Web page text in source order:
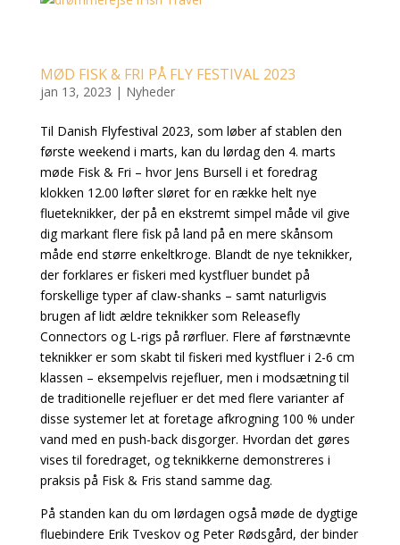
MØD FISK & FRI PÅ FLY FESTIVAL 2023
jan 13, 2023 | Nyheder
Til Danish Flyfestival 2023, som løber af stablen den
første weekend i marts, kan du lørdag den 4. marts
møde Fisk & Fri – hvor Jens Bursell i et foredrag
klokken 12.00 løfter sløret for en række helt nye
flueteknikker, der på en ekstremt simpel måde vil give
dig markant flere fisk på land på en mere skånsom
måde end større enkeltkroge. Blandt de nye teknikker,
der forklares er fiskeri med kystfluer bundet på
forskellige typer af claw-shanks – samt naturligvis
brugen af lidt ældre teknikker som Releasefly
Connectors og L-rigs på rørfluer. Flere af førstnævnte
teknikker er som skabt til fiskeri med kystfluer i 2-6 cm
klassen – eksempelvis rejefluer, men i modsætning til
de traditionelle rejefluer er det med flere varianter af
disse systemer let at foretage afkrogning 100 % under
vand med en push-back disgorger. Hvordan det gøres
vises til foredraget, og teknikkerne demonstreres i
praksis på Fisk & Fris stand samme dag.
På standen kan du om lørdagen også møde de dygtige
fluebindere Erik Tveskov og Peter Rødsgård, der binder